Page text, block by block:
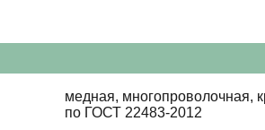
медная, многопроволочная,
по ГОСТ 22483-2012